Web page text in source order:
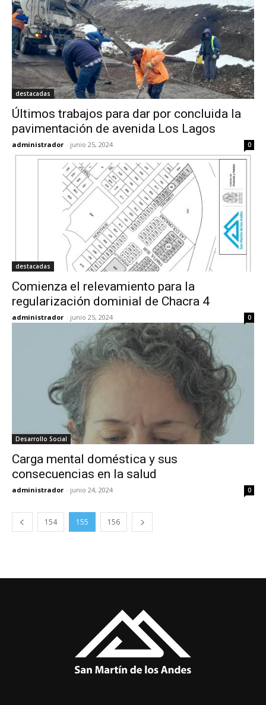
destacadas
Últimos trabajos para dar por concluida la
pavimentación de avenida Los Lagos
administrador - junio 25, 2024 0
destacadas
Comienza el relevamiento para la
regularización dominial de Chacra 4
administrador - junio 25, 2024 0
Desarrollo Social
Carga mental doméstica y sus
consecuencias en la salud
administrador - junio 24, 2024 0
154 155 156